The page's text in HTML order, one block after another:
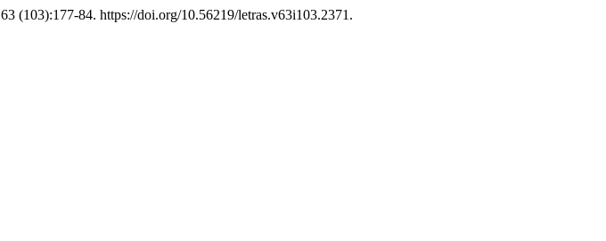
63 (103):177-84. https://doi.org/10.56219/letras.v63i103.2371.